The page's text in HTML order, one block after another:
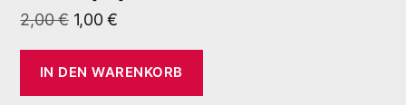
2,00€ 1,00€
IN DEN WARENKORB